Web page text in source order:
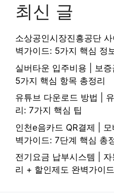
최신 글
소상공인시장진흥공단
벽가이드: 5가지 핵심 정
실버타운 입주비용 | 보
5가지 핵심 항목 총정리
유튜브 다운로드 방법 |
리: 7가지 핵심 팁
인천e음카드 QR결제 |
벽가이드: 7단계 핵심 총
전기요금 납부시스템 |
리 + 할인제도 완벽가이